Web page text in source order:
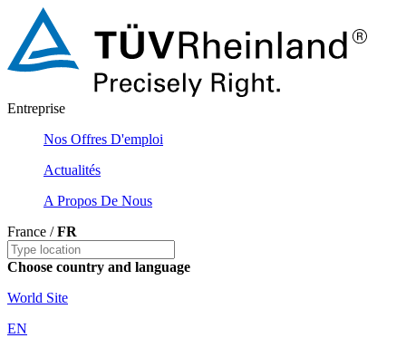
Entreprise
Nos Offres D'emploi
Actualités
A Propos De Nous
France /FR
Choose country and language
World Site
EN